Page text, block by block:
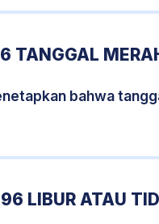
TANGGAL
bahwa
LIBUR ATAU